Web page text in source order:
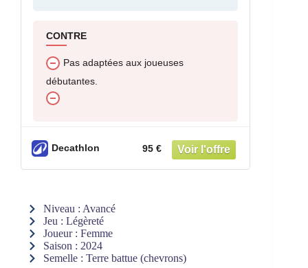
CONTRE
Pas adaptées aux joueuses
débutantes.
Decathlon 95 €
Niveau : Avancé
Jeu : Légèreté
Joueur : Femme
Saison : 2024
Semelle : Terre battue (chevrons)